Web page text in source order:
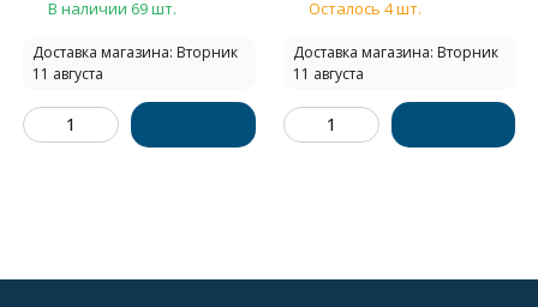
В наличии 69 шт.
Доставка магазина: Вторник
11 августа
Осталось 4 шт.
Доставка магазина: Вторник
11 августа